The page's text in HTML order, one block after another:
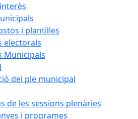
i plantilles
electorals
Municipals
del ple municipal
de les sessions plenàries
i programes